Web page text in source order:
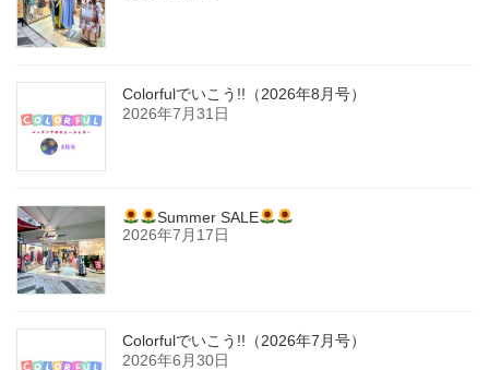
Colorfulでいこう!!（2026年8月号）
2026年7月31日
Summer SALE
2026年7月17日
Colorfulでいこう!!（2026年7月号）
2026年6月30日